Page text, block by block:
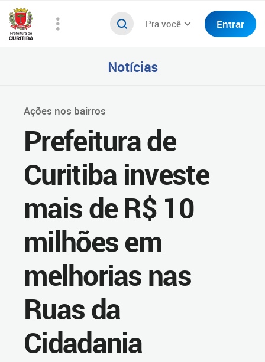
Pra você Entrar
Notícias
Ações nos bairros
Prefeitura de
Curitiba investe
mais de R$ 10
milhões em
melhorias nas
Ruas da
Cidadania